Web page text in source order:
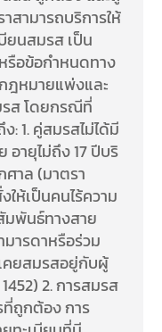
ามารถบริการให้
ยนสมรส เป็น
รือข้อกำหนดทาง
ฎหมายแพ่งและ
ส โดยกรณีที่
: 1. คู่สมรสไม่ได้มี
ายุไม่ถึง 17 ปีบริ
าล (มาตรา
ห้เป็นคนไร้ความ
มพันธ์ทางสาย
ารดาหรือร่วม
คยสมรสอยู่กับผู้
2. การสมรส
ที่ถูกต้อง การ